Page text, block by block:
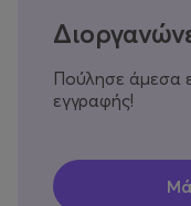
Πούλησε άμεσα
εγγραφής!